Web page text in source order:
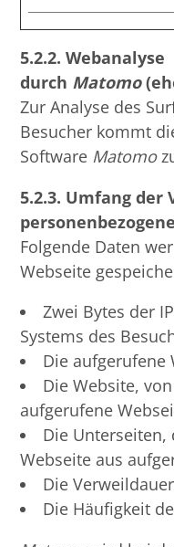
5.2.2.Webanalyse
durch Matomo
Zur Analyse des
Besucher kommt
Software Matomo
5.2.3. Umfang der
Folgende Daten
Webseite
Zwei Bytes der
Systems des
Die aufgerufene
Die Website,
aufgerufene
Die
Webseite aus
Die
Die Häufigkeit